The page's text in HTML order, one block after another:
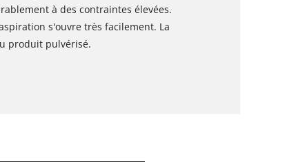
à des contraintes élevées.
s'ouvre très facilement. La
produit pulvérisé.